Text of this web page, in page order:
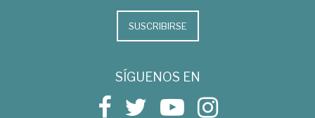
SUSCRIBIRSE
SÍGUENOS EN